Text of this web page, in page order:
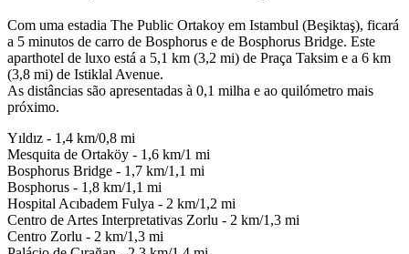
Com uma estadia The Public Ortakoy em Istambul (Beşiktaş), ficará
a 5 minutos de carro de Bosphorus e de Bosphorus Bridge. Este
aparthotel de luxo está a 5,1 km (3,2 mi) de Praça Taksim e a 6 km
(3,8 mi) de Istiklal Avenue.
As distâncias são apresentadas à 0,1 milha e ao quilómetro mais
próximo.
Yıldız - 1,4 km/0,8 mi
Mesquita de Ortaköy - 1,6 km/1 mi
Bosphorus Bridge - 1,7 km/1,1 mi
Bosphorus - 1,8 km/1,1 mi
Hospital Acıbadem Fulya - 2 km/1,2 mi
Centro de Artes Interpretativas Zorlu - 2 km/1,3 mi
Centro Zorlu - 2 km/1,3 mi